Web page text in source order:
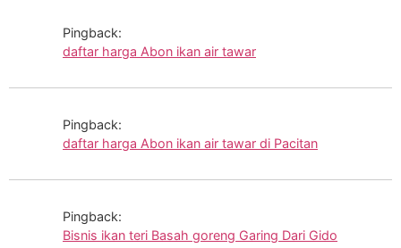
Pingback:
daftar harga Abon ikan air tawar
Pingback:
daftar harga Abon ikan air tawar di Pacitan
Pingback:
Bisnis ikan teri Basah goreng Garing Dari Gido